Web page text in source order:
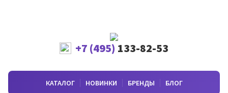
+7 (495) 133-82-53
КАТАЛОГ НОВИНКИ БРЕНДЫ БЛОГ